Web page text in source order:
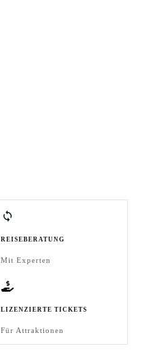
REISEBERATUNG
Mit Experten
LIZENZIERTE TICKETS
Für Attraktionen